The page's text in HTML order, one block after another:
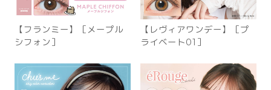
【フランミー】［メープル
シフォン］
【レヴィアワンデー】［プ
ライベート01］